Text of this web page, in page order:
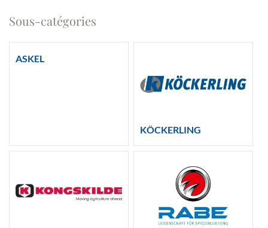
Sous-catégories
ASKEL
KÖCKERLING